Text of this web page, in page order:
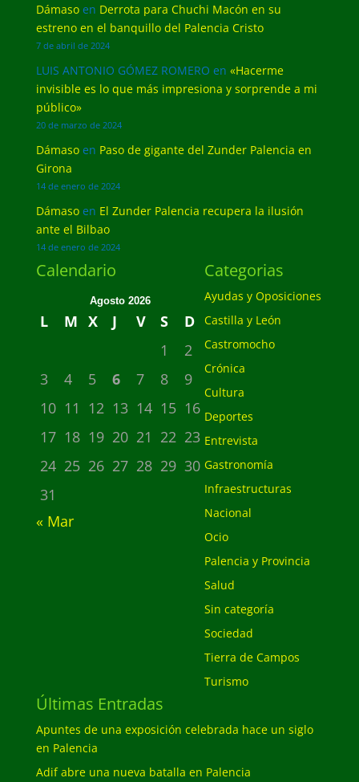
Dámasoen Derrota para Chuchi Macón en su
estreno en el banquillo del Palencia Cristo
7 de abril de 2024
LUIS ANTONIO GÓMEZ ROMERO en «Hacerme
invisible es lo que más impresiona y sorprende a mi
público»
20 de marzo de 2024
Dámasoen Paso de gigante del Zunder Palencia en
Girona
14 de enero de 2024
Dámasoen El Zunder Palencia recupera la ilusión
ante el Bilbao
14 de enero de 2024
Calendario
Agosto 2026
L M X J V S
D
1
2
3
4 5 6 7 8
9
10 11 12 13 14 15 16
17 18 19 20 21 22 23
24 25 26 27 28 29 30
31
« Mar
Categorias
Ayudas y Oposiciones
Castilla y León
Castromocho
Crónica
Cultura
Deportes
Entrevista
Gastronomía
Infraestructuras
Nacional
Ocio
Palencia y Provincia
Salud
Sin categoría
Sociedad
Tierra de Campos
Turismo
Últimas Entradas
Apuntes de una exposición celebrada hace un siglo
en Palencia
Adif abre una nueva batalla en Palencia